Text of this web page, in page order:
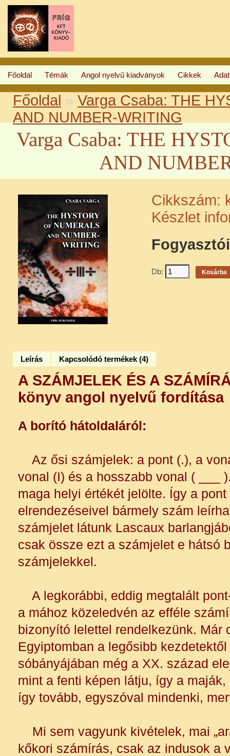
Főoldal Témák Angol nyelvű kiadványok Cikkek
Főoldal » Varga Csaba: THE
AND NUMBER-WRITING
Varga Csaba: THE
AND
Cikkszám:
Készlet
Db:
Leírás Kapcsolódó termékek (4)
A SZÁMJELEK ÉS A
könyv angol nyelvű fordítása
A borító hátoldaláról:
Az ősi számjelek: a pont (.), a
vonal (I) és a hosszabb vonal ( ___
maga helyi értékét jelölte. Így a
elrendezéseivel bármely szám
számjelet látunk Lascaux
csak össze ezt a számjelet e hátsó
számjelekkel.
A legkorábbi, eddig megtalált
a mához közeledvén az efféle
bizonyító lelettel rendelkezünk. Már
Egyiptomban a legősibb
sóbányájában még a XX. század
mint a fenti képen látju, így a
így tovább, egyszóval mindenki,
Mi sem vagyunk kivételek, mai
kőkori számírás, csak az indusok a